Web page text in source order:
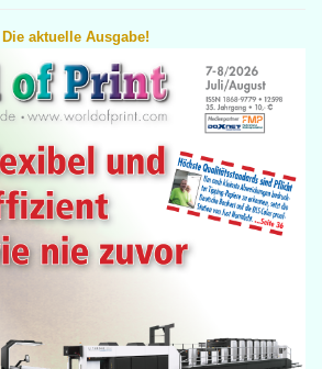
Die aktuelle Ausgabe!